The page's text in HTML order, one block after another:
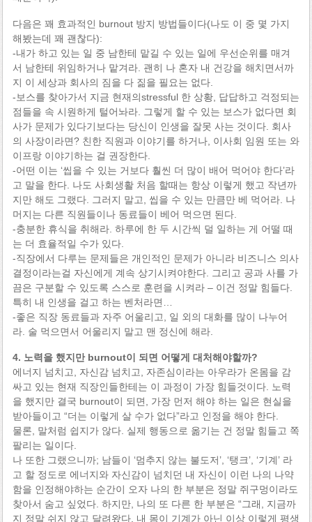
다음은 꽤 효과적인 burnout 방지 방법들이다(나도 이 중 몇 가지
해봤는데 꽤 괜찮다):
-내가 하고 있는 일 중 남한테 맡길 수 있는 일에 우선순위를 매겨
서 남한테 위임하거나 맡겨라. 괜히 나 혼자 내 건강을 해치면서까
지 이 세상과 회사의 짐을 다 짊을 필요는 없다.
-보스를 찾아가서 지금 현재의stressful 한 상황, 답답하고 걱정되는
점들을 속 시원하게 털어놔라. 그렇게 할 수 있는 보스가 없다면 회
사가 문제가 있다기보다는 당신이 인생을 잘못 사는 것이다. 회사
의 사장이라면? 친한 직원과 이야기를 하거나, 이사회 임원 또는 와
이프랑 이야기하는 걸 권장한다.
-어떤 이는 ‘씹을 수 있는 거보다 훨씬 더 많이 배어 먹어야 한다’라
고 말을 한다. 나도 사회생활 처음 할때는 항상 이렇게 했고 작년까
지만 해도 그랬다. 그러지 말고, 씹을 수 있는 만큼만 베 먹어라. 나
머지는 다른 직원들이나 동료들이 베어 먹으면 된다.
-충분한 휴식을 취해라. 하루에 한 두 시간씩 덜 일하는 게 어떨 때
는 더 효율적일 수가 있다.
-직장에서 다루는 문제들은 개인적인 문제가 아니라 비즈니스 의사
결정이라는걸 자신에게 계속 상기시켜야한다. 그리고 공과 사를 가
끔은 구분할 수 있도록 스스로 훈련을 시켜라 – 이건 정말 힘들다.
특히 내 인생을 걸고 하는 벤처라면…
-좋은 직장 동료들과 자주 어울리고, 일 외의 대화를 많이 나누어
라. 술 먹으면서 어울리지 말고 맨 정신에 해라.
4. 노력을 했지만 burnout이 되면 어떻게 대처해야할까?
에너지 넘치고, 자신감 넘치고, 자존심이라는 아우라가 온몸을 감
싸고 있는 현재 직장인들한테는 이 과정이 가장 힘들것이다. 노력
을 했지만 결국 burnout이 되면, 가장 먼저 해야 하는 일은 현실을
받아들이고 “더는 이렇게 살 수가 없다”라고 인정을 해야 한다.
물론, 말처럼 쉽지가 않다. 실제 행동으로 옮기는 건 정말 힘들고 쪽
팔리는 일이다.
나 또한 그랬으니까; 남들이 ‘멈추지 않는 불도저’, ‘탱크’, ‘기계’ 라
고 할 정도로 에너지와 자신감이 넘치던 내 자신이 이런 나의 나약
함을 인정해야하는 순간이 오자 나의 한 부분은 정말 쥐구멍이라도
찾아서 숨고 싶었다. 하지만, 나의 또 다른 한 부분은 “그래, 지금까
지 정말 쉬지 않고 달려왔다. 내 몸이 기계가 아닌 이상 이렇게 평생